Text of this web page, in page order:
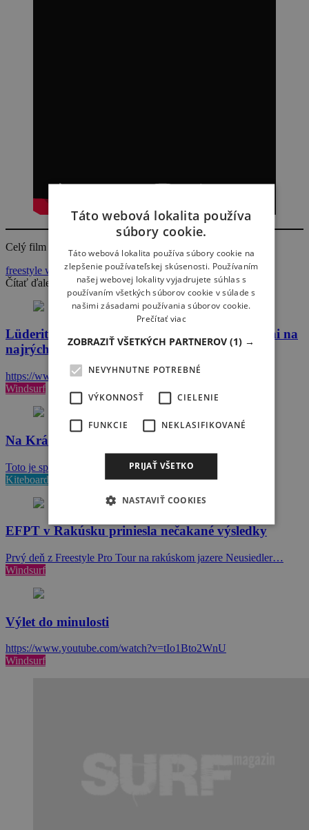
Celý film si môžete pozrieť na
freestyle windsurfing surfing wave windsurfing
Čítať ďalej
Lüderitz Speed Challenge: Prvé windsurfové dni na
najrýchlejšom spote na svete
https://www.youtube.com/watch?v=V0WusGIJhh0
Windsurf
Na Kráľovej v sobotu úradovali zlodeji!!!
Toto je správa od Lukáša, ktorú sme náhodou našli na…
Kiteboard
EFPT v Rakúsku priniesla nečakané výsledky
Prvý deň z Freestyle Pro Tour na rakúskom jazere Neusiedler…
Windsurf
Výlet do minulosti
https://www.youtube.com/watch?v=tIo1Bto2WnU
Windsurf
Táto webová lokalita používa
súbory cookie.
Táto webová lokalita používa súbory cookie na
zlepšenie používateľskej skúsenosti. Používaním
našej webovej lokality vyjadrujete súhlas s
používaním všetkých súborov cookie v súlade s
našimi zásadami používania súborov cookie.
Prečítať viac
ZOBRAZIŤ VŠETKÝCH PARTNEROV(1) →
NEVYHNUTNE POTREBNÉ
VÝKONNOSŤ CIELENIE
FUNKCIE NEKLASIFIKOVANÉ
PRIJAŤ VŠETKO
NASTAVIŤ COOKIES